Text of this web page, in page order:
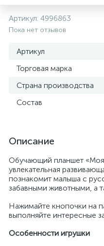
Артикул: 4996863
Пока нет отзывов
Артикул
Торговая марка
Страна производства
Состав
Описание
Обучающий планшет
увлекательная
познакомит малыша с
забавными животными, а
Нажимайте кнопочки на
выполняйте интересные
Особенности игрушки